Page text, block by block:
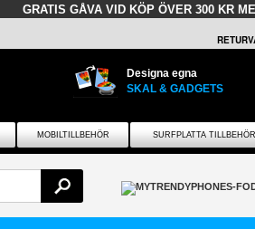
GRATIS GÅVA VID KÖP ÖVER 300 KR
Designa egna
SKAL & GADGETS
MOBILTILLBEHÖR SURFPLATTA TILLBEHÖR